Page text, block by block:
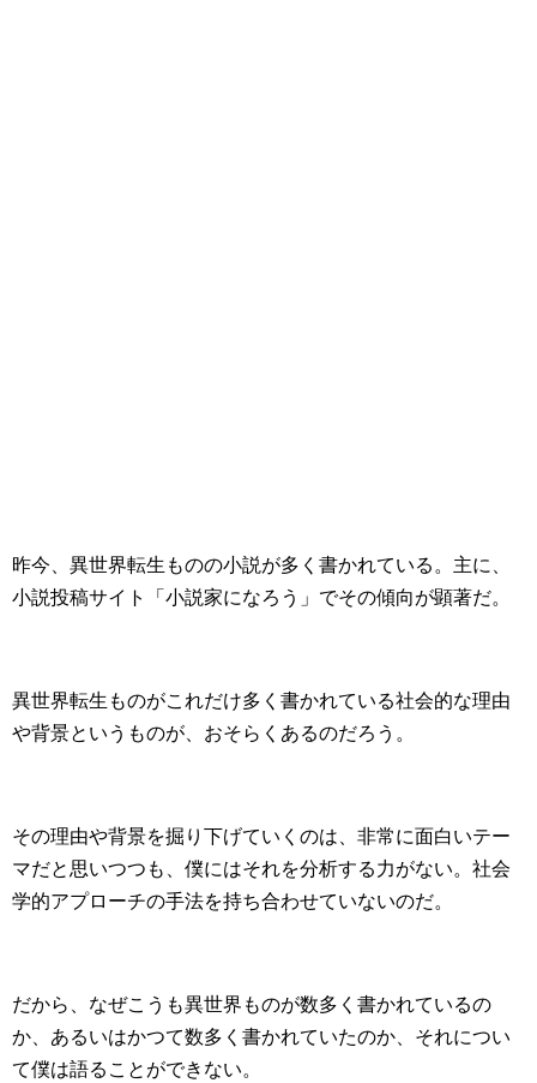
昨今、異世界転生ものの小説が多く書かれている。主に、
小説投稿サイト「小説家になろう」でその傾向が顕著だ。
異世界転生ものがこれだけ多く書かれている社会的な理由
や背景というものが、おそらくあるのだろう。
その理由や背景を掘り下げていくのは、非常に面白いテー
マだと思いつつも、僕にはそれを分析する力がない。社会
学的アプローチの手法を持ち合わせていないのだ。
だから、なぜこうも異世界ものが数多く書かれているの
か、あるいはかつて数多く書かれていたのか、それについ
て僕は語ることができない。